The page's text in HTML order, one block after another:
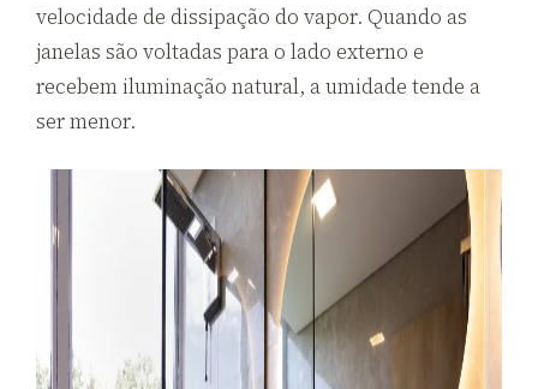
velocidade de dissipação do vapor. Quando as
janelas são voltadas para o lado externo e
recebem iluminação natural, a umidade tende a
ser menor.